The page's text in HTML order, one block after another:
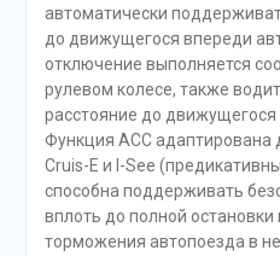
автоматически
до движущегося впереди
отключение выполняется
рулевом колесе, также
расстояние до
Функция ACC адаптирована
Cruis-E и I-See
способна поддерживать
вплоть до полной остановки
торможения автопоезда в